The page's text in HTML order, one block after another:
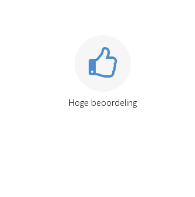
Hoge beoordeling